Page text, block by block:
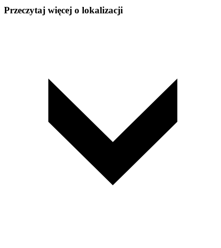
Przeczytaj więcej o lokalizacji